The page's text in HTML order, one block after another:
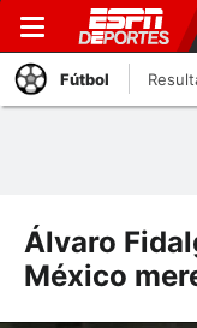
Fútbol
Álvaro
México